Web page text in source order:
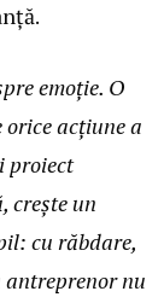
emoție. O
acțiune a
proiect
crește un
cu răbdare,
antreprenor nu